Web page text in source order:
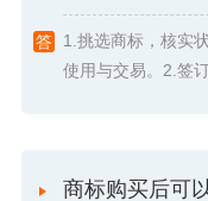
1.挑选商标，核实
使用与交易。2.签
商标购买后可